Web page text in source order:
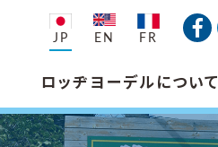
ロッヂヨーデルについて
JP EN FR